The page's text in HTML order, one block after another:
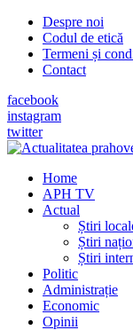
Despre noi
Codul de etică
Termeni și
Contact
facebook
instagram
twitter
Home
APH TV
Actual
Știri
Știri
Știri
Politic
Administrație
Economic
Opinii